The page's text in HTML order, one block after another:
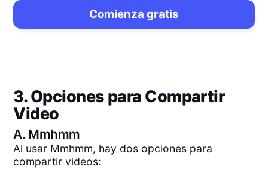
Comienza gratis
3. Opciones para Compartir
Video
A. Mmhmm
Al usar Mmhmm, hay dos opciones para
compartir videos: